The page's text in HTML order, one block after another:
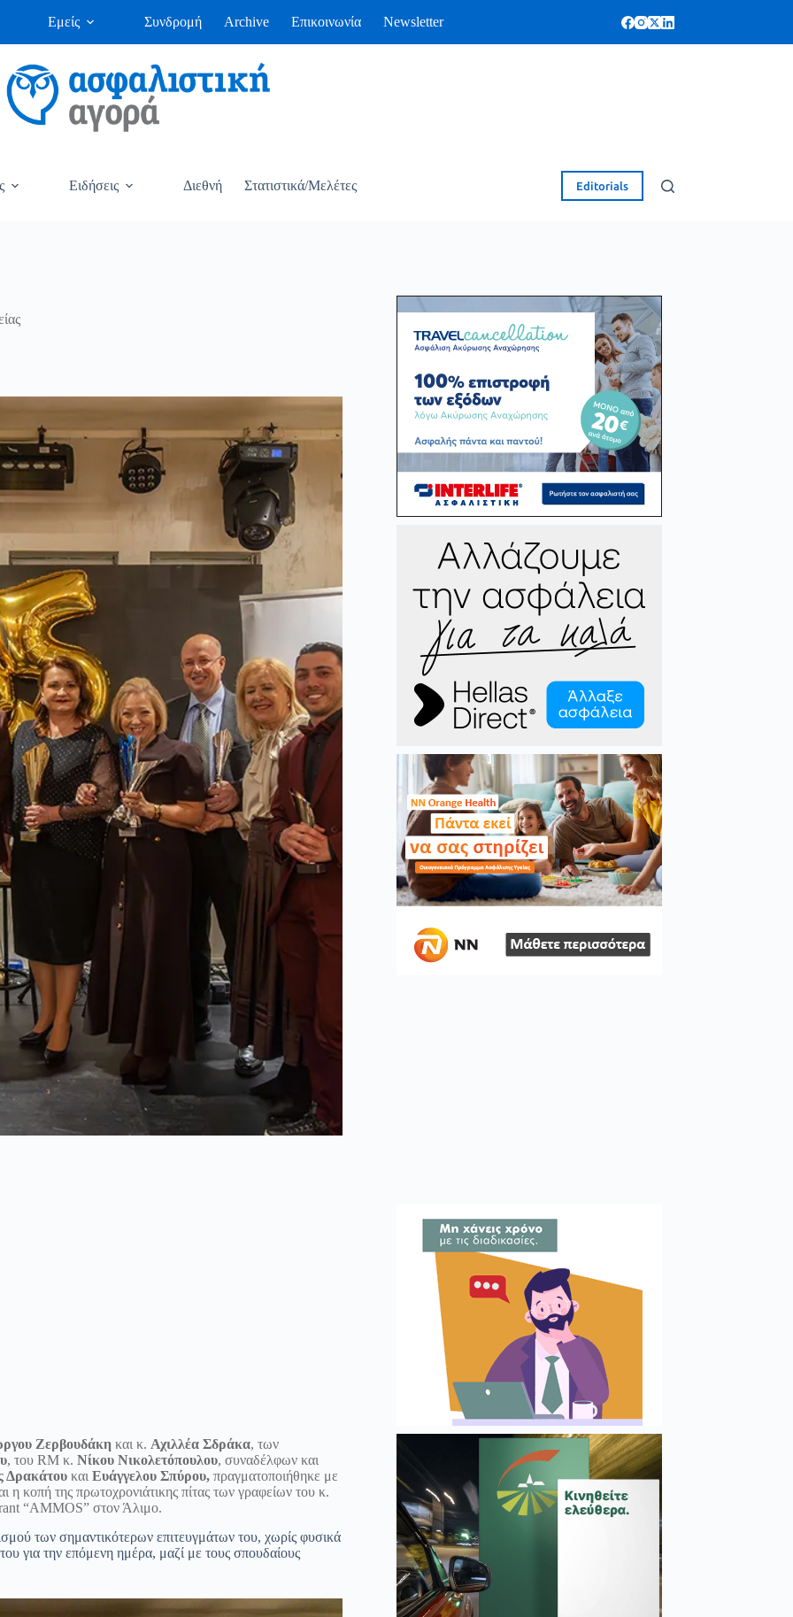
Εμείς Συνδρομή Archive Επικοινωνία Newsletter
Ειδήσεις Διεθνή Στατιστικά/Μελέτες Editorials
Ζερβουδάκη και κ. Αχιλλέα Σδράκα, των
, του RM κ. Νίκου Νικολετόπουλου, συναδέλφων και
Δρακάτου και Ευάγγελου Σπύρου, πραγματοποιήθηκε με
κοπή της πρωτοχρονιάτικης πίτας των γραφείων του κ.
“AMMOS” στον Άλιμο.
των σημαντικότερων επιτευγμάτων του, χωρίς φυσικά
για την επόμενη ημέρα, μαζί με τους σπουδαίους